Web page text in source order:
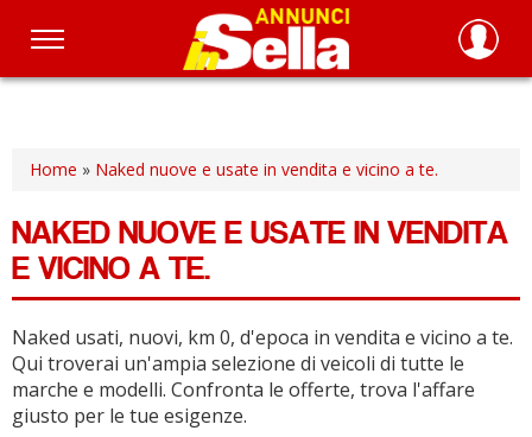
Salta
principale
Home » Naked nuove e usate in vendita e vicino a te.
NAKED NUOVE E USATE IN VENDITA
E VICINO A TE.
Naked usati, nuovi, km 0, d'epoca in vendita e vicino a te.
Qui troverai un'ampia selezione di veicoli di tutte le
marche e modelli. Confronta le offerte, trova l'affare
giusto per le tue esigenze.